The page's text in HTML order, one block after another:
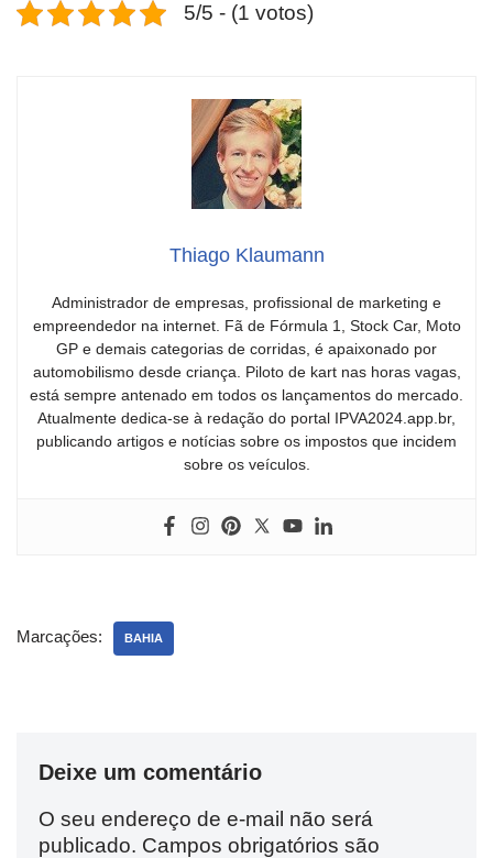
5/5 - (1 votos)
Thiago Klaumann
Administrador de empresas, profissional de marketing e
empreendedor na internet. Fã de Fórmula 1, Stock Car, Moto
GP e demais categorias de corridas, é apaixonado por
automobilismo desde criança. Piloto de kart nas horas vagas,
está sempre antenado em todos os lançamentos do mercado.
Atualmente dedica-se à redação do portal IPVA2024.app.br,
publicando artigos e notícias sobre os impostos que incidem
sobre os veículos.
Marcações: BAHIA
Deixe um comentário
O seu endereço de e-mail não será
publicado. Campos obrigatórios são